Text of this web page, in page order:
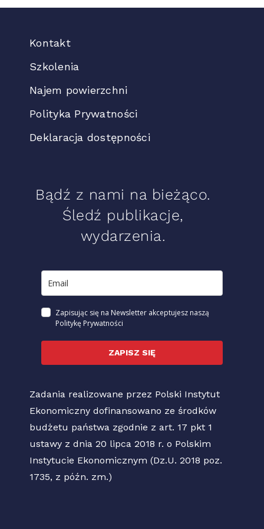
Kontakt
Szkolenia
Najem powierzchni
Polityka Prywatności
Deklaracja dostępności
Bądź z nami na bieżąco.
Śledź publikacje,
wydarzenia.
Zapisując się na Newsletter akceptujesz naszą
Politykę Prywatności
ZAPISZ SIĘ
Zadania realizowane przez Polski Instytut
Ekonomiczny dofinansowano ze środków
budżetu państwa zgodnie z art. 17 pkt 1
ustawy z dnia 20 lipca 2018 r. o Polskim
Instytucie Ekonomicznym (Dz.U. 2018 poz.
1735, z późn. zm.)